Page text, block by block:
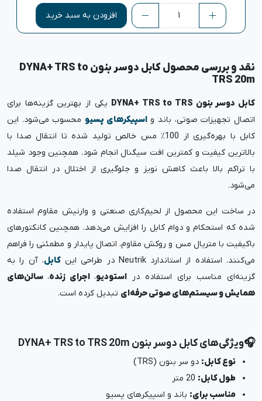
افزودن به سبد خرید
نقد و بررسی محصول کابل دوسر بنون DYNA+ TRS to
TRS 20m
کابل دوسر بنون DYNA+ TRS to TRS
یکی از بهترین گزینه‌ها برای
اتصال تجهیزات صوتی، باند و اسپیکرهای پسیو محسوب می‌شود. این
کابل با بهره‌گیری از 100٪ مس خالص تولید شده تا انتقال صدا با
بالاترین کیفیت و کمترین افت سیگنال انجام شود. همچنین وجود شیلد
با تراکم بالا باعث کاهش نویز و جلوگیری از اختلال در انتقال صدا
می‌شود.
در ساخت این محصول از لحیم‌کاری صنعتی و وارنیش مقاوم استفاده
شده که استحکام و دوام کابل را افزایش می‌دهد. همچنین کانکتورهای
باکیفیت با متریال مس و روکش مقاوم، اتصال پایدار و مطمئنی را فراهم
می‌کنند. استفاده از استاندارد Neutrik در طراحی این
کابل، آن را به
گزینه‌ای مناسب برای استفاده در استودیو، اجرای زنده، سالن‌های
همایش و سیستم‌های صوتی حرفه‌ای تبدیل کرده است.
🎧ویژگی‌های کابل دوسر بنون DYNA+ TRS to TRS 20m
نوع کابل: دو سر بنون (TRS)
طول کابل:
مناسب برای: باند و اسپیکرهای پسیو